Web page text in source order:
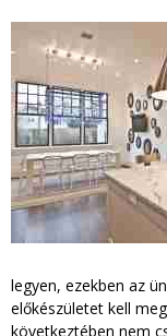
legyen, ezekben az
előkészületet kell
következtében nem